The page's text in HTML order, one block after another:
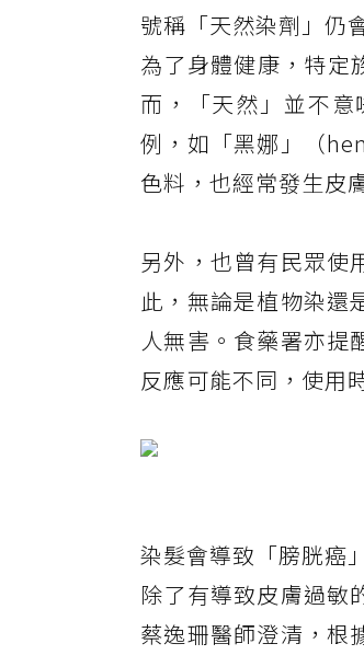
號稱「天然染劑」仍
為了身體健康，特定
而，「天然」並不
例，如「黑娜」（
色料，也經常發生皮
另外，也曾有民眾使
此，無論是植物染還
人無害。食藥署亦提
反應可能不同，使用
染髮會導致「膀胱癌
除了有導致皮膚過敏
蔡逸珊醫師澄清，根